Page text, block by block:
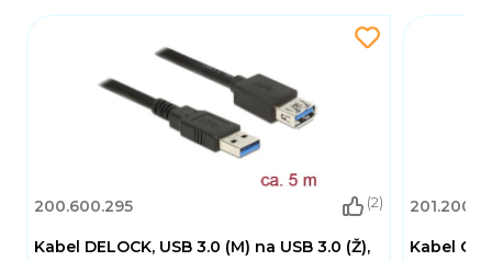
200.600.295 (2)
Kabel DELOCK, USB 3.0 (M) na USB 3.0 (Ž),
Kabel